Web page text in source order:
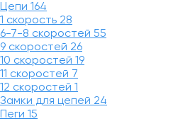
Цепи 164
1 скорость 28
6-7-8 скоростей 55
9 скоростей 26
10 скоростей 19
11 скоростей 7
12 скоростей 1
Замки для цепей 24
Пеги 15